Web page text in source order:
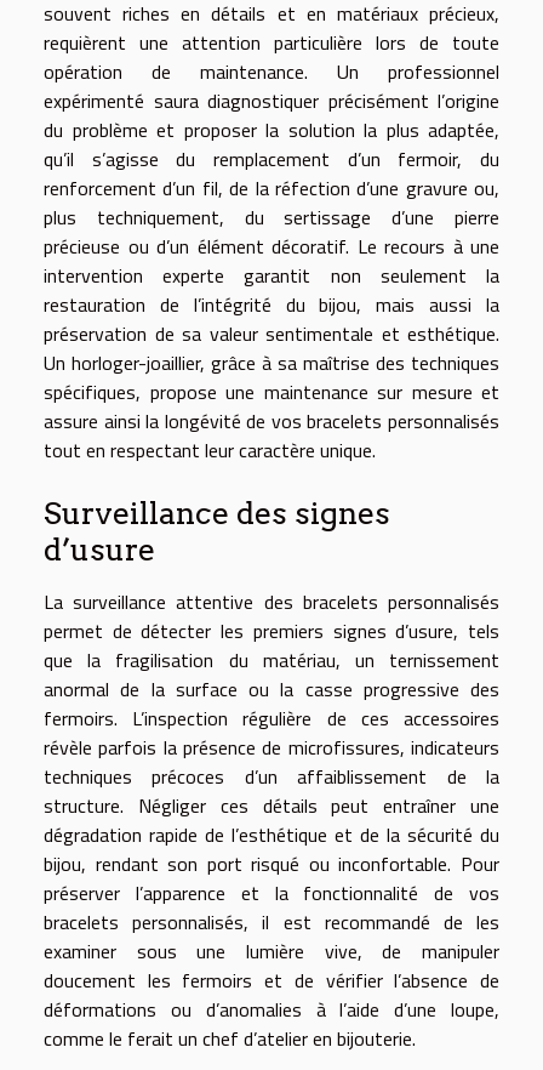
souvent riches en détails et en matériaux précieux,
requièrent une attention particulière lors de toute
opération de maintenance. Un professionnel
expérimenté saura diagnostiquer précisément l’origine
du problème et proposer la solution la plus adaptée,
qu’il s’agisse du remplacement d’un fermoir, du
renforcement d’un fil, de la réfection d’une gravure ou,
plus techniquement, du sertissage d’une pierre
précieuse ou d’un élément décoratif. Le recours à une
intervention experte garantit non seulement la
restauration de l’intégrité du bijou, mais aussi la
préservation de sa valeur sentimentale et esthétique.
Un horloger-joaillier, grâce à sa maîtrise des techniques
spécifiques, propose une maintenance sur mesure et
assure ainsi la longévité de vos bracelets personnalisés
tout en respectant leur caractère unique.
Surveillance des signes
d’usure
La surveillance attentive des bracelets personnalisés
permet de détecter les premiers signes d’usure, tels
que la fragilisation du matériau, un ternissement
anormal de la surface ou la casse progressive des
fermoirs. L’inspection régulière de ces accessoires
révèle parfois la présence de microfissures, indicateurs
techniques précoces d’un affaiblissement de la
structure. Négliger ces détails peut entraîner une
dégradation rapide de l’esthétique et de la sécurité du
bijou, rendant son port risqué ou inconfortable. Pour
préserver l’apparence et la fonctionnalité de vos
bracelets personnalisés, il est recommandé de les
examiner sous une lumière vive, de manipuler
doucement les fermoirs et de vérifier l’absence de
déformations ou d’anomalies à l’aide d’une loupe,
comme le ferait un chef d’atelier en bijouterie.